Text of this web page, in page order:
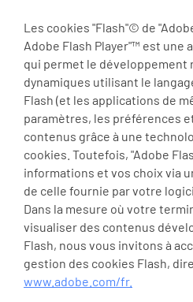
Les cookies "Flash"© de
Adobe Flash Player"™ est
qui permet le développement
dynamiques utilisant le
Flash (et les applications de
paramètres, les préférences
contenus grâce à une
cookies. Toutefois, "Adobe
informations et vos choix via
de celle fournie par votre
Dans la mesure où votre
visualiser des contenus
Flash, nous vous invitons à
gestion des cookies Flash,
www.adobe.com/fr.